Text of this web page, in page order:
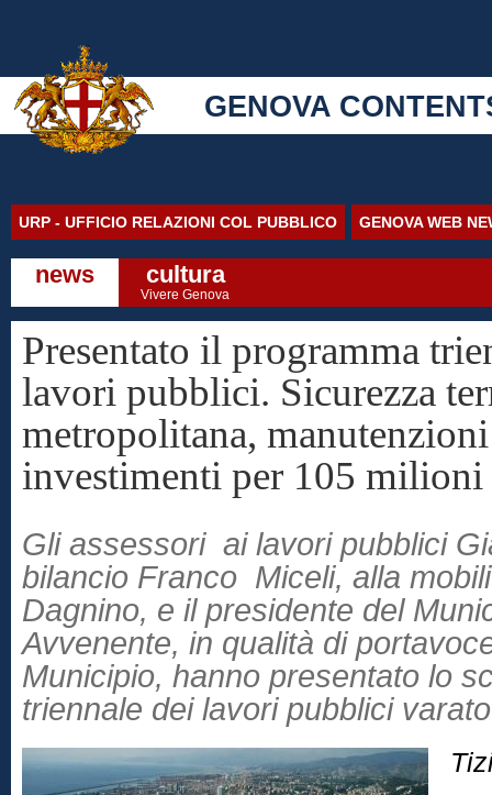
GENOVA
URP - UFFICIO RELAZIONI COL PUBBLICO GENOVA WEB
news cultura
Vivere Genova
Presentato il programma
lavori pubblici. Sicurezza
metropolitana,
investimenti per 105 milioni
Gli assessori ai lavori pubblici
bilancio Franco Miceli, alla
Dagnino, e il presidente del
Avvenente, in qualità di
Municipio, hanno presentato lo
triennale dei lavori pubblici